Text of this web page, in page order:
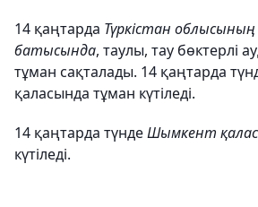
14 қаңтарда Түркістан облысының
батысында, таулы, тау бөктерлі
тұман сақталады. 14 қаңтарда
қаласында тұман күтіледі.
14 қаңтарда түндеШымкент
күтіледі.